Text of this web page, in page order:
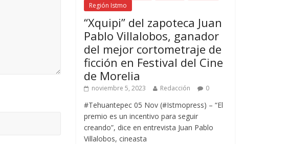
Región Istmo
“Xquipi” del zapoteca Juan
Pablo Villalobos, ganador
del mejor cortometraje de
ficción en Festival del Cine
de Morelia
noviembre 5, 2023 Redacción 0
#Tehuantepec 05 Nov (#Istmopress) – “El
premio es un incentivo para seguir
creando”, dice en entrevista Juan Pablo
Villalobos, cineasta